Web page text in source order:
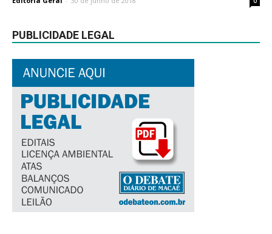
PUBLICIDADE LEGAL